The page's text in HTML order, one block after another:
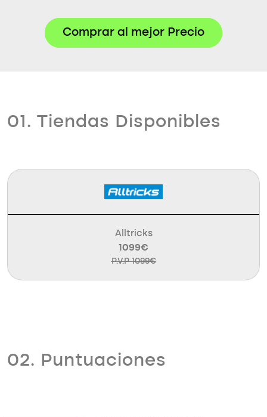
Comprar al mejor Precio
01. Tiendas Disponibles
Alltricks
1099€
P.V.P 1099€
02. Puntuaciones